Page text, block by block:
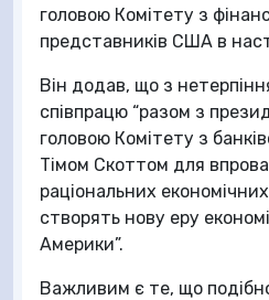
головою Комітету з
представників США в
Він додав, що з
співпрацю “разом з
головою Комітету з
Тімом Скоттом для
раціональних
створять нову еру
Америки”.
Важливим є те, що